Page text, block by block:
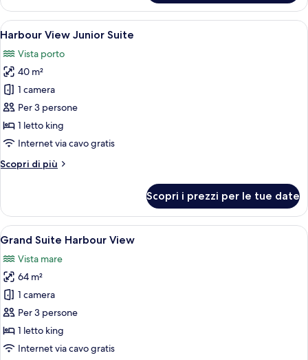
Deluxe,
vista
porto
Apri
tutte
le
foto
per
Harbour
View
Junior
Un letto grande con lenzuola
4
Harbour View Junior Suite
Vista porto
40 m²
1 camera
Per 3 persone
1 letto king
Internet via cavo gratis
Scopri di più
Altri
View
Junior
Suite
Scopri i prezzi per le tue date
Apri
tutte
le
foto
per
Grand
Suite
Harbour
Una camera d'albergo moderna con
5
Grand Suite Harbour View
Vista mare
64 m²
1 camera
Per 3 persone
1 letto king
Internet via cavo gratis